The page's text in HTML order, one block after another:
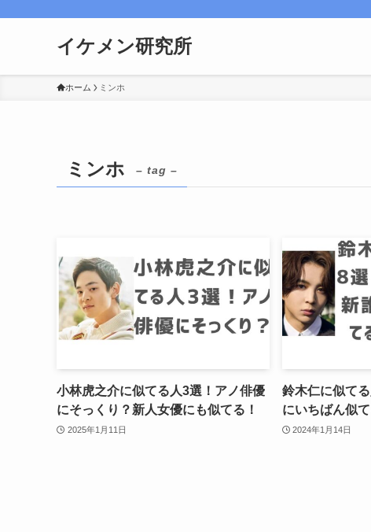
イケメン研究所
ホーム ミンホ
ミンホ – tag –
小林虎之介に似てる人3選！アノ俳優
にそっくり？新人女優にも似てる！
2025年1月11日
鈴木仁に似て
にいちばん似
2024年1月14日